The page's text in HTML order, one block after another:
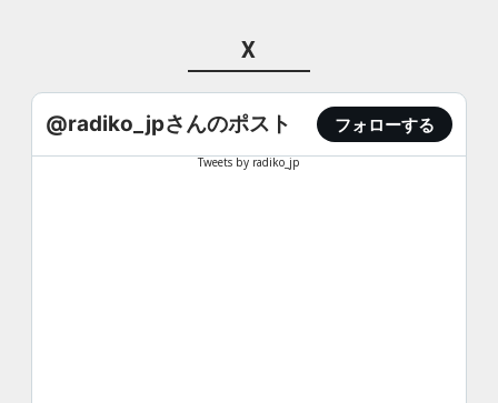
X
@radiko_jpさんのポスト フォローする
Tweets by radiko_jp